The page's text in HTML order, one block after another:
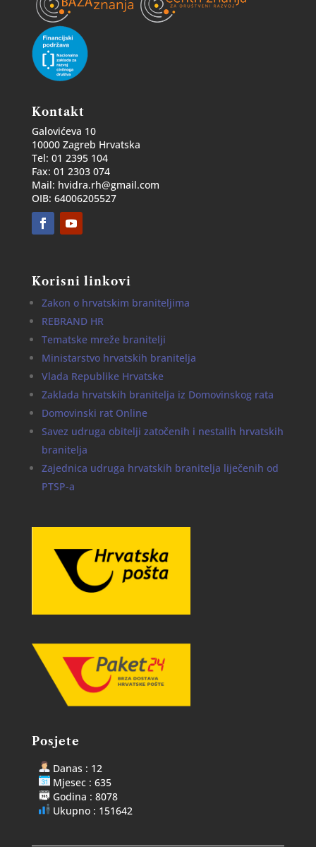
Kontakt
Galovićeva 10
10000 Zagreb Hrvatska
Tel: 01 2395 104
Fax: 01 2303 074
Mail: hvidra.rh@gmail.com
OIB: 64006205527
Korisni linkovi
Zakon o hrvatskim braniteljima
REBRAND HR
Tematske mreže branitelji
Ministarstvo hrvatskih branitelja
Vlada Republike Hrvatske
Zaklada hrvatskih branitelja iz Domovinskog rata
Domovinski rat Online
Savez udruga obitelji zatočenih i nestalih hrvatskih
branitelja
Zajednica udruga hrvatskih branitelja liječenih od
PTSP-a
Posjete
Danas : 12
Mjesec : 635
Godina : 8078
Ukupno : 151642